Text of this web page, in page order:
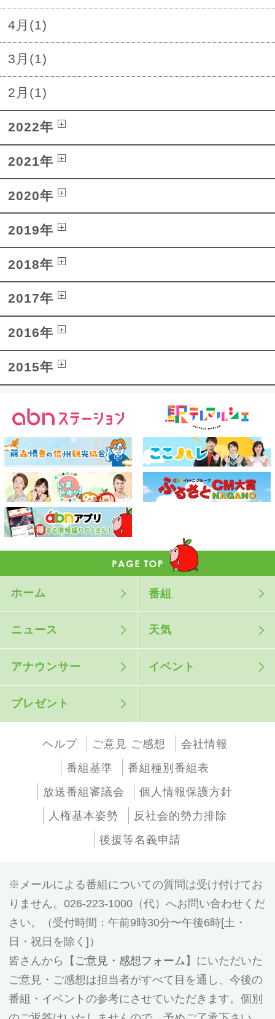
4月(1)
3月(1)
2月(1)
2022年
2021年
2020年
2019年
2018年
2017年
2016年
2015年
ホーム 番組
ニュース 天気
アナウンサー イベント
プレゼント
ヘルプ ご意見 ご感想
会社情報
番組基準
番組種別番組表
放送番組審議会
個人情報保護方針
人権基本姿勢
反社会的勢力排除
後援等名義申請
メールによる番組についての質問は受け付けてお
りません。026-223-1000（代）へお問い合わせくだ
さい。（受付時間：午前9時30分〜午後6時[土・
日・祝日を除く]）
皆さんから【 ご意見・感想フォーム 】にいただいた
ご意見・ご感想は担当者がすべて目を通し、今後の
番組・イベントの参考にさせていただきます。個別